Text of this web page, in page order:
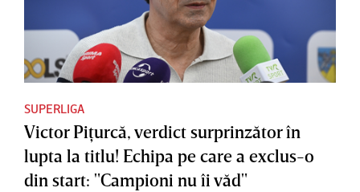
SUPERLIGA
Victor Piţurcă, verdict surprinzător în
lupta la titlu! Echipa pe care a exclus-o
din start: "Campioni nu îi văd"